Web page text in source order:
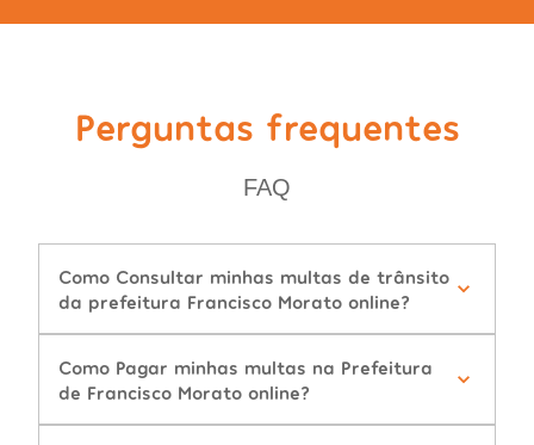
Perguntas frequentes
FAQ
Como Consultar minhas multas de trânsito
da prefeitura Francisco Morato online?
Como Pagar minhas multas na Prefeitura
de Francisco Morato online?